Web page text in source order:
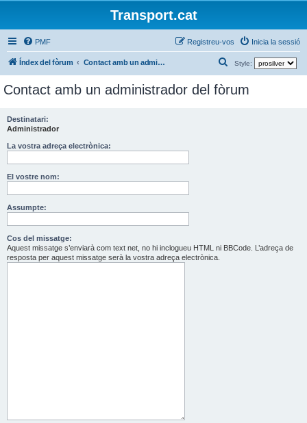
Transport.cat
PMF Inicia la sessió
Registreu-vos
Índex del fòrum Contact amb un administrador del fòrum Style:
e
r
Contact amb un administrador del fòrum
Destinatari:
Administrador
La vostra adreça electrònica:
El vostre nom:
Assumpte:
Cos del missatge:
Aquest missatge s’enviarà com text net, no hi inclogueu HTML ni BBCode. L’adreça de
resposta per aquest missatge serà la vostra adreça electrònica.